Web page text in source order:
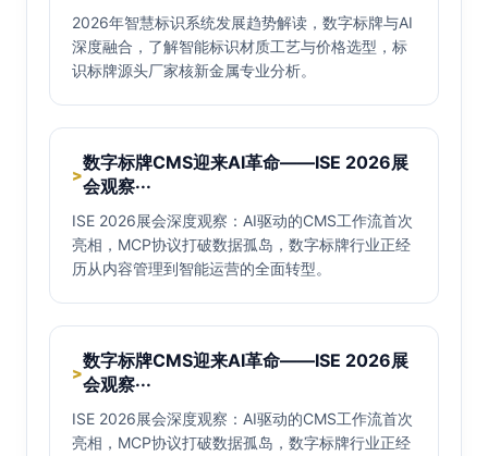
2026年智慧标识系统发展趋势解读，数字标牌与AI
深度融合，了解智能标识材质工艺与价格选型，标
识标牌源头厂家核新金属专业分析。
>
数字标牌CMS迎来AI革命——ISE 2026展
会观察···
ISE 2026展会深度观察：AI驱动的CMS工作流首次
亮相，MCP协议打破数据孤岛，数字标牌行业正经
历从内容管理到智能运营的全面转型。
>
数字标牌CMS迎来AI革命——ISE 2026展
会观察···
ISE 2026展会深度观察：AI驱动的CMS工作流首次
亮相，MCP协议打破数据孤岛，数字标牌行业正经